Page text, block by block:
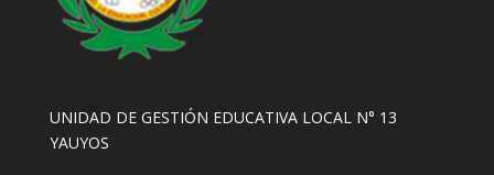
UNIDAD DE GESTIÓN EDUCATIVA LOCAL N° 13
YAUYOS